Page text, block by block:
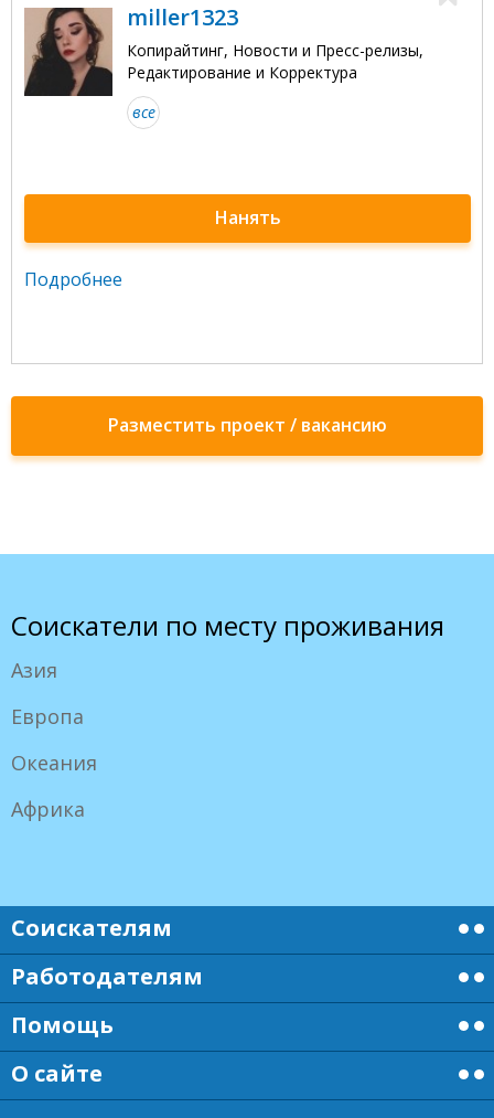
miller1323
Копирайтинг, Новости и Пресс-релизы,
Редактирование и Корректура
все
Нанять
Подробнее
Разместить проект / вакансию
Соискатели по месту проживания
Азия
Европа
Океания
Африка
Соискателям
Работодателям
Помощь
О сайте